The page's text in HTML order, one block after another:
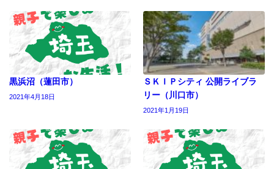
黒浜沼（蓮田市）
2021年4月18日
ＳＫＩＰシティ 公開ライブラ
リー（川口市）
2021年1月19日